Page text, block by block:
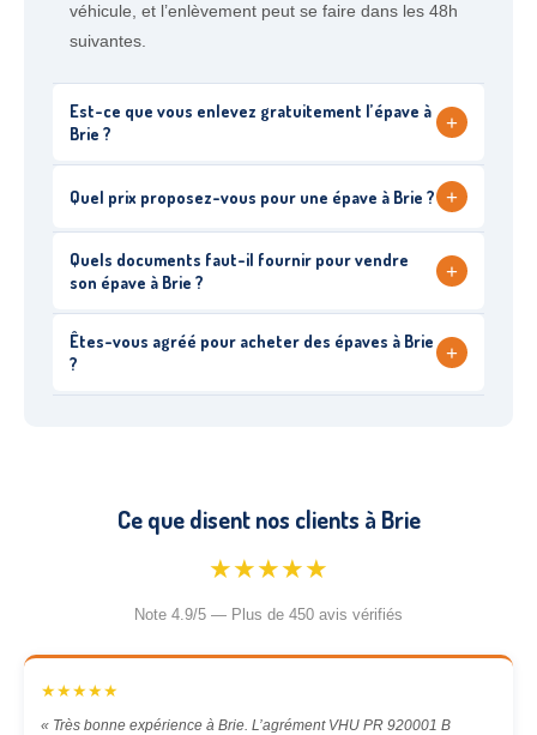
véhicule, et l’enlèvement peut se faire dans les 48h
suivantes.
Est-ce que vous enlevez gratuitement l’épave à
Brie ?
+
Quel prix proposez-vous pour une épave à Brie ? +
Quels documents faut-il fournir pour vendre
son épave à Brie ?
+
Êtes-vous agréé pour acheter des épaves à Brie
?
+
Ce que disent nos clients à Brie
★★★★★
Note 4.9/5 — Plus de 450 avis vérifiés
★★★★★
« Très bonne expérience à Brie. L’agrément VHU PR 920001 B